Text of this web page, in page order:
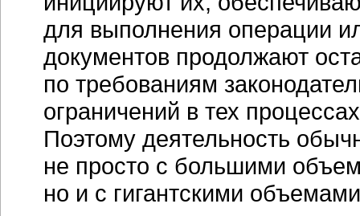
для выполнения операции
документов продолжают
по требованиям
ограничений в тех
Поэтому деятельность
не просто с большими
но и с гигантскими